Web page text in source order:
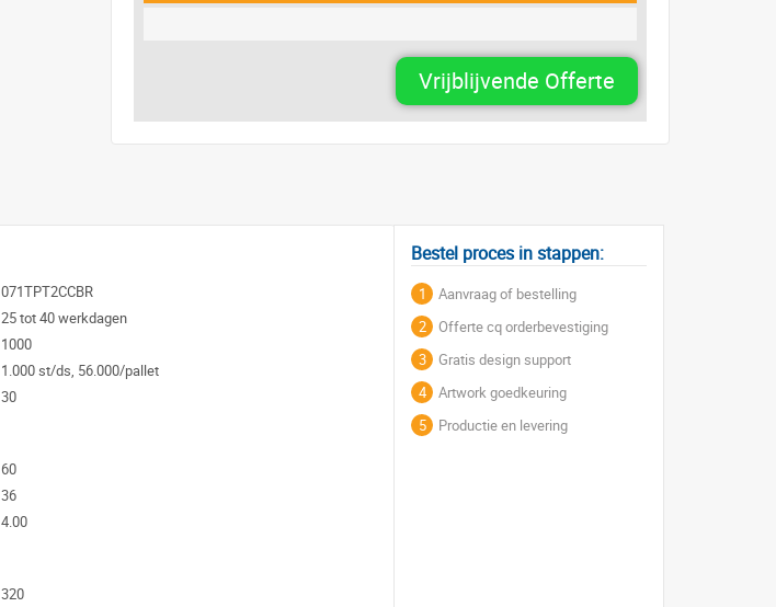
Vrijblijvende Offerte
071TPT2CCBR
25 tot 40 werkdagen
1000
1.000 st/ds, 56.000/pallet
30
60
36
4.00
320
Bestel proces in stappen:
1
Aanvraag of bestelling
2
Offerte cq orderbevestiging
3
Gratis design support
4
Artwork goedkeuring
5
Productie en levering